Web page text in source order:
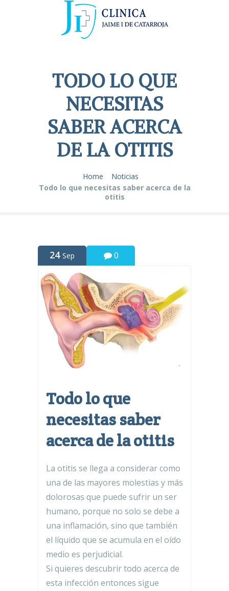
TODO LO QUE
NECESITAS
SABER ACERCA
DE LA OTITIS
Home
Noticias
Todo lo que necesitas saber acerca de la
otitis
24 Sep 0
Todo lo que
necesitas saber
acerca de la otitis
La otitis se llega a considerar como
una de las mayores molestias y más
dolorosas que puede sufrir un ser
humano, porque no solo se debe a
una inflamación, sino que también
el líquido que se acumula en el oído
medio es perjudicial.
Si quieres descubrir todo acerca de
esta infección entonces sigue